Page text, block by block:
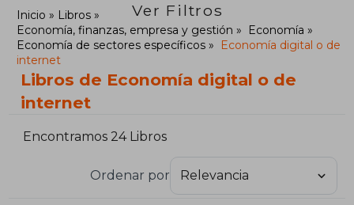
Ver Filtros
Inicio
Libros
Economía, finanzas, empresa y gestión
Economía
Economía de sectores específicos
Economía digital o de
internet
Libros de Economía digital o de
internet
Encontramos 24 Libros
Ordenar por